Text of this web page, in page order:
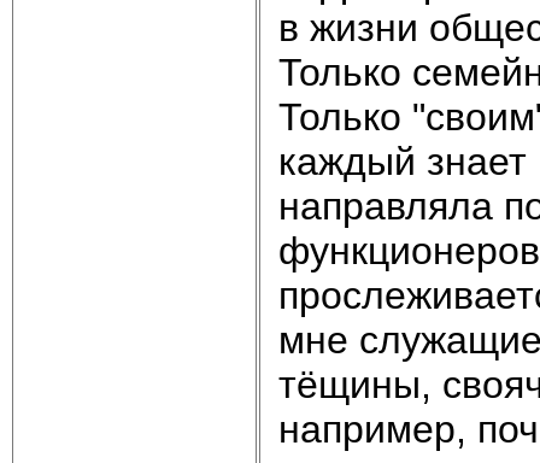
в жизни
Только
Только
каждый
направляла
мне
тёщины,
например,